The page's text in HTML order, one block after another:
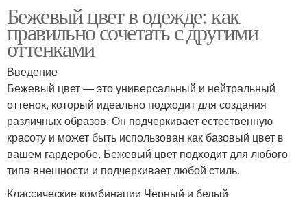
Бежевый цвет в одежде: как
правильно сочетать с другими
оттенками
Введение
Бежевый цвет — это универсальный и нейтральный
оттенок, который идеально подходит для создания
различных образов. Он подчеркивает естественную
красоту и может быть использован как базовый цвет в
вашем гардеробе. Бежевый цвет подходит для любого
типа внешности и подчеркивает любой стиль.
Классические комбинации Черный и белый